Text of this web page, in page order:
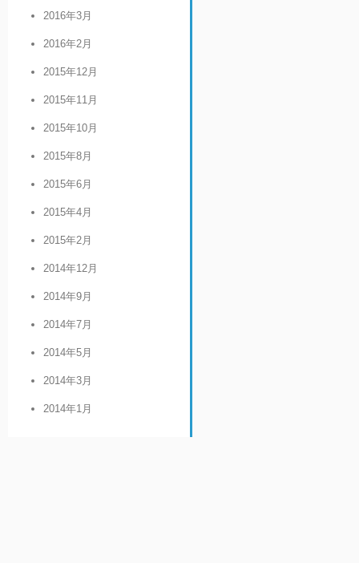
2016年3月
2016年2月
2015年12月
2015年11月
2015年10月
2015年8月
2015年6月
2015年4月
2015年2月
2014年12月
2014年9月
2014年7月
2014年5月
2014年3月
2014年1月